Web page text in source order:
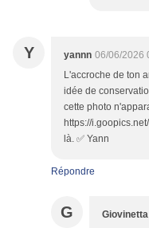
Y yannn 06/06/2026
L'accroche de ton
idée de
cette photo
https://
là. ✅ Yann
Répondre
G Giovinetta